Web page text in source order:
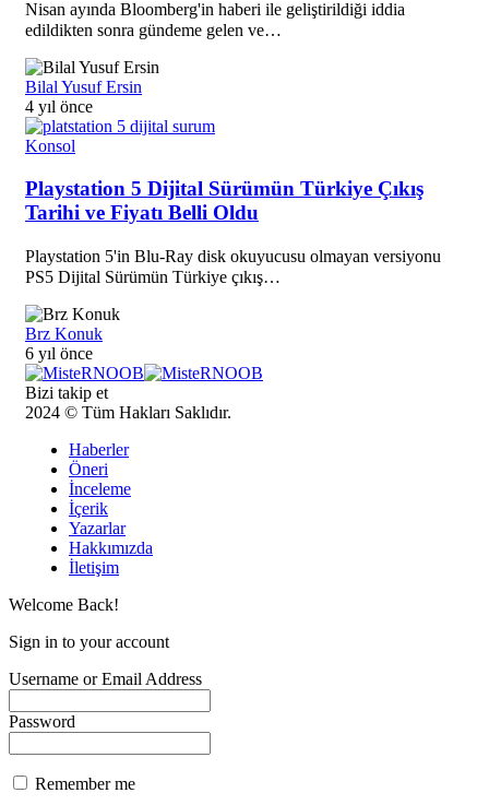
Nisan ayında Bloomberg'in haberi ile geliştirildiği iddia
edildikten sonra gündeme gelen ve…
Bilal Yusuf Ersin
4 yıl önce
Konsol
Playstation 5 Dijital Sürümün Türkiye Çıkış
Tarihi ve Fiyatı Belli Oldu
Playstation 5'in Blu-Ray disk okuyucusu olmayan versiyonu
PS5 Dijital Sürümün Türkiye çıkış…
Brz Konuk
6 yıl önce
Bizi takip et
2024 © Tüm Hakları Saklıdır.
Haberler
Öneri
İnceleme
İçerik
Yazarlar
Hakkımızda
İletişim
Welcome Back!
Sign in to your account
Username or Email Address
Password
Remember me